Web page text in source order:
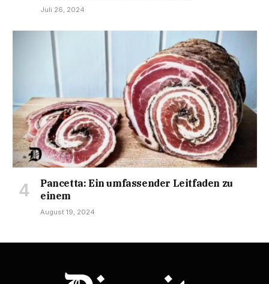
Juli 26, 2024
Pancetta: Ein umfassender Leitfaden zu
einem
August 19, 2024